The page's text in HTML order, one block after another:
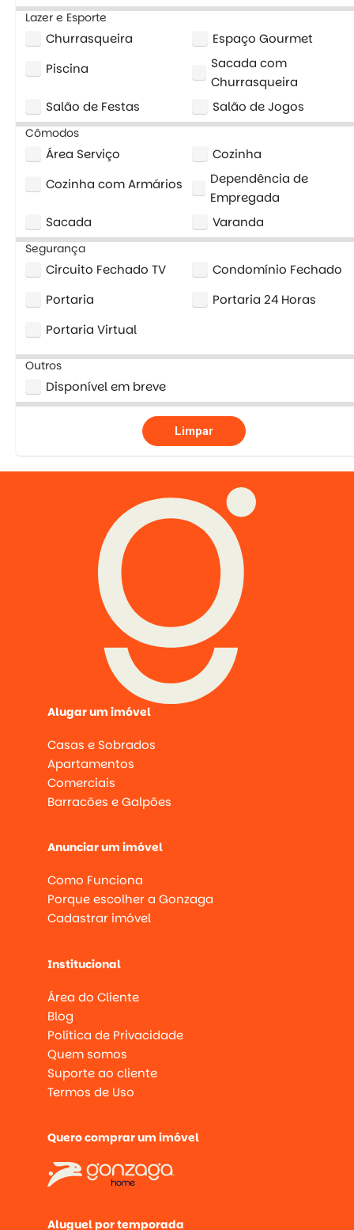
Lazer e Esporte
Churrasqueira
Espaço Gourmet
Piscina
Sacada com
Churrasqueira
Salão de Festas
Salão de Jogos
Cômodos
Área Serviço
Cozinha
Cozinha com Armários
Dependência de
Empregada
Sacada
Varanda
Segurança
Circuito Fechado TV
Condomínio Fechado
Portaria
Portaria 24 Horas
Portaria Virtual
Outros
Disponível em breve
Limpar
Alugar um imóvel
Casas e Sobrados
Apartamentos
Comerciais
Barracões e Galpões
Anunciar um imóvel
Como Funciona
Porque escolher a Gonzaga
Cadastrar imóvel
Institucional
Área do Cliente
Blog
Política de Privacidade
Quem somos
Suporte ao cliente
Termos de Uso
Quero comprar um imóvel
Aluguel por temporada